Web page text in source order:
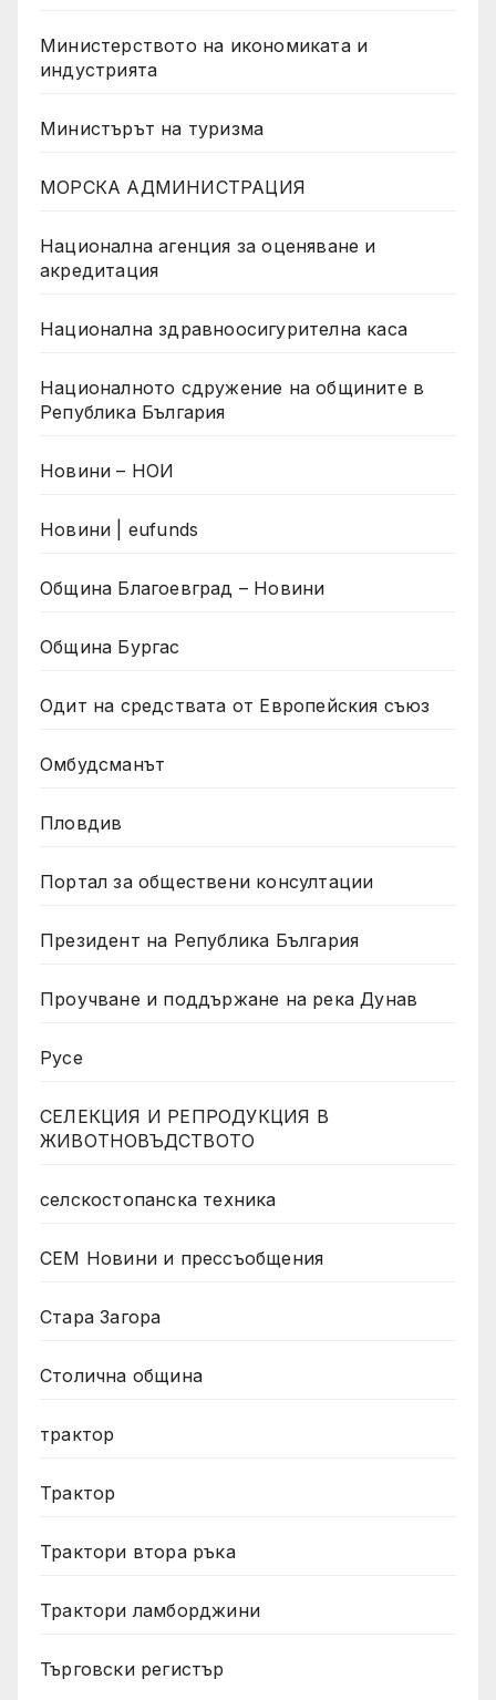
Министерството на икономиката и
индустрията
Министърът на туризма
МОРСКА АДМИНИСТРАЦИЯ
Национална агенция за оценяване и
акредитация
Национална здравноосигурителна каса
Националното сдружение на общините в
Република България
Новини – НОИ
Новини | eufunds
Община Благоевград – Новини
Община Бургас
Одит на средствата от Европейския съюз
Омбудсманът
Пловдив
Портал за обществени консултации
Президент на Република България
Проучване и поддържане на река Дунав
Русе
СЕЛЕКЦИЯ И РЕПРОДУКЦИЯ В
ЖИВОТНОВЪДСТВОТО
селскостопанска техника
СЕМ Новини и прессъобщения
Стара Загора
Столична община
трактор
Трактор
Трактори втора ръка
Трактори ламборджини
Търговски регистър